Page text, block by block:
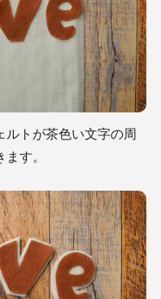
ルトが茶色い文字の周
す。